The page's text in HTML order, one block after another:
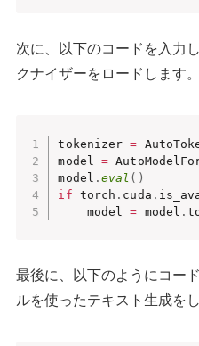
次に、以下のコードを入力
クナイザーをロードします。
tokenizer =
model =
model .eval ( )
if torch . cuda .
    model
= model .
最後に、以下のようにコー
ルを使ったテキスト生成をし